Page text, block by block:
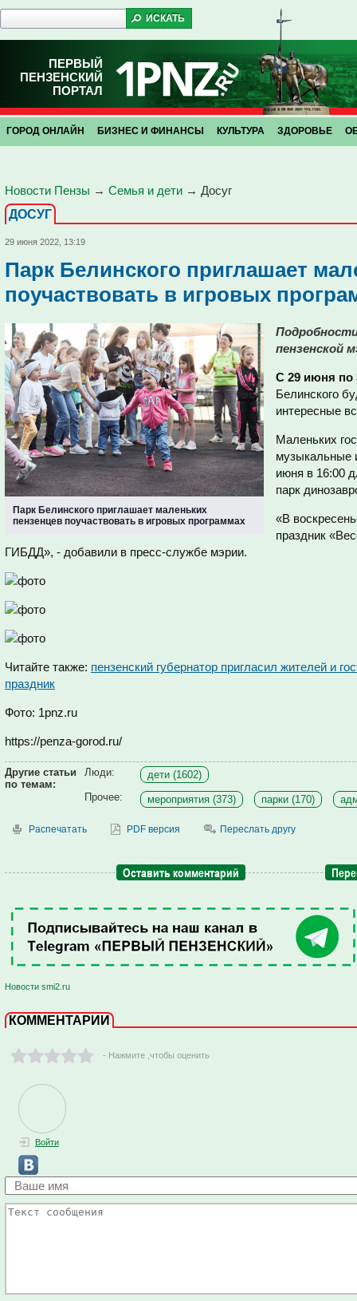
ПЕРВЫЙ
ПЕНЗЕНСКИЙ
ПОРТАЛ
ГОРОД ОНЛАЙН БИЗНЕС И ФИНАНСЫ КУЛЬТУРА ЗДОРОВЬЕ
Новости Пензы → Семья и дети → Досуг
ДОСУГ
29 июня 2022, 13:19
Парк Белинского приглашает
поучаствовать в игровых
Парк Белинского приглашает маленьких
пензенцев поучаствовать в игровых программах
Подробности
пензенской
С 29 июня по
Белинского
интересные
Маленьких
музыкальные
июня в 16:00
парк
«В
праздник
ГИБДД», - добавили в пресс-службе мэрии.
Читайте также: пензенский губернатор пригласил жителей и
праздник
Фото: 1pnz.ru
https://penza-gorod.ru/
Другие статьи
по темам:
Люди:
дети (1602)
Прочее:
мероприятия (373) парки (170)
Распечатать PDF версия Переслать другу
Оставить комментарий
Новости smi2.ru
КОММЕНТАРИИ
- Нажмите ,чтобы оценить
Войти